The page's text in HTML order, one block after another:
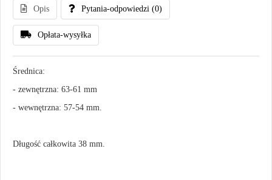
Opis Pytania-odpowiedzi (0)
Opłata-wysyłka
Średnica:
- zewnętrzna: 63-61 mm
- wewnętrzna: 57-54 mm.
Długość całkowita 38 mm.